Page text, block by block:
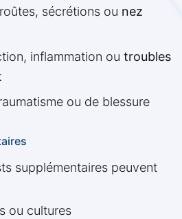
sécrétions ou nez
inflammation ou troubles
ou de blessure
supplémentaires peuvent
ou cultures